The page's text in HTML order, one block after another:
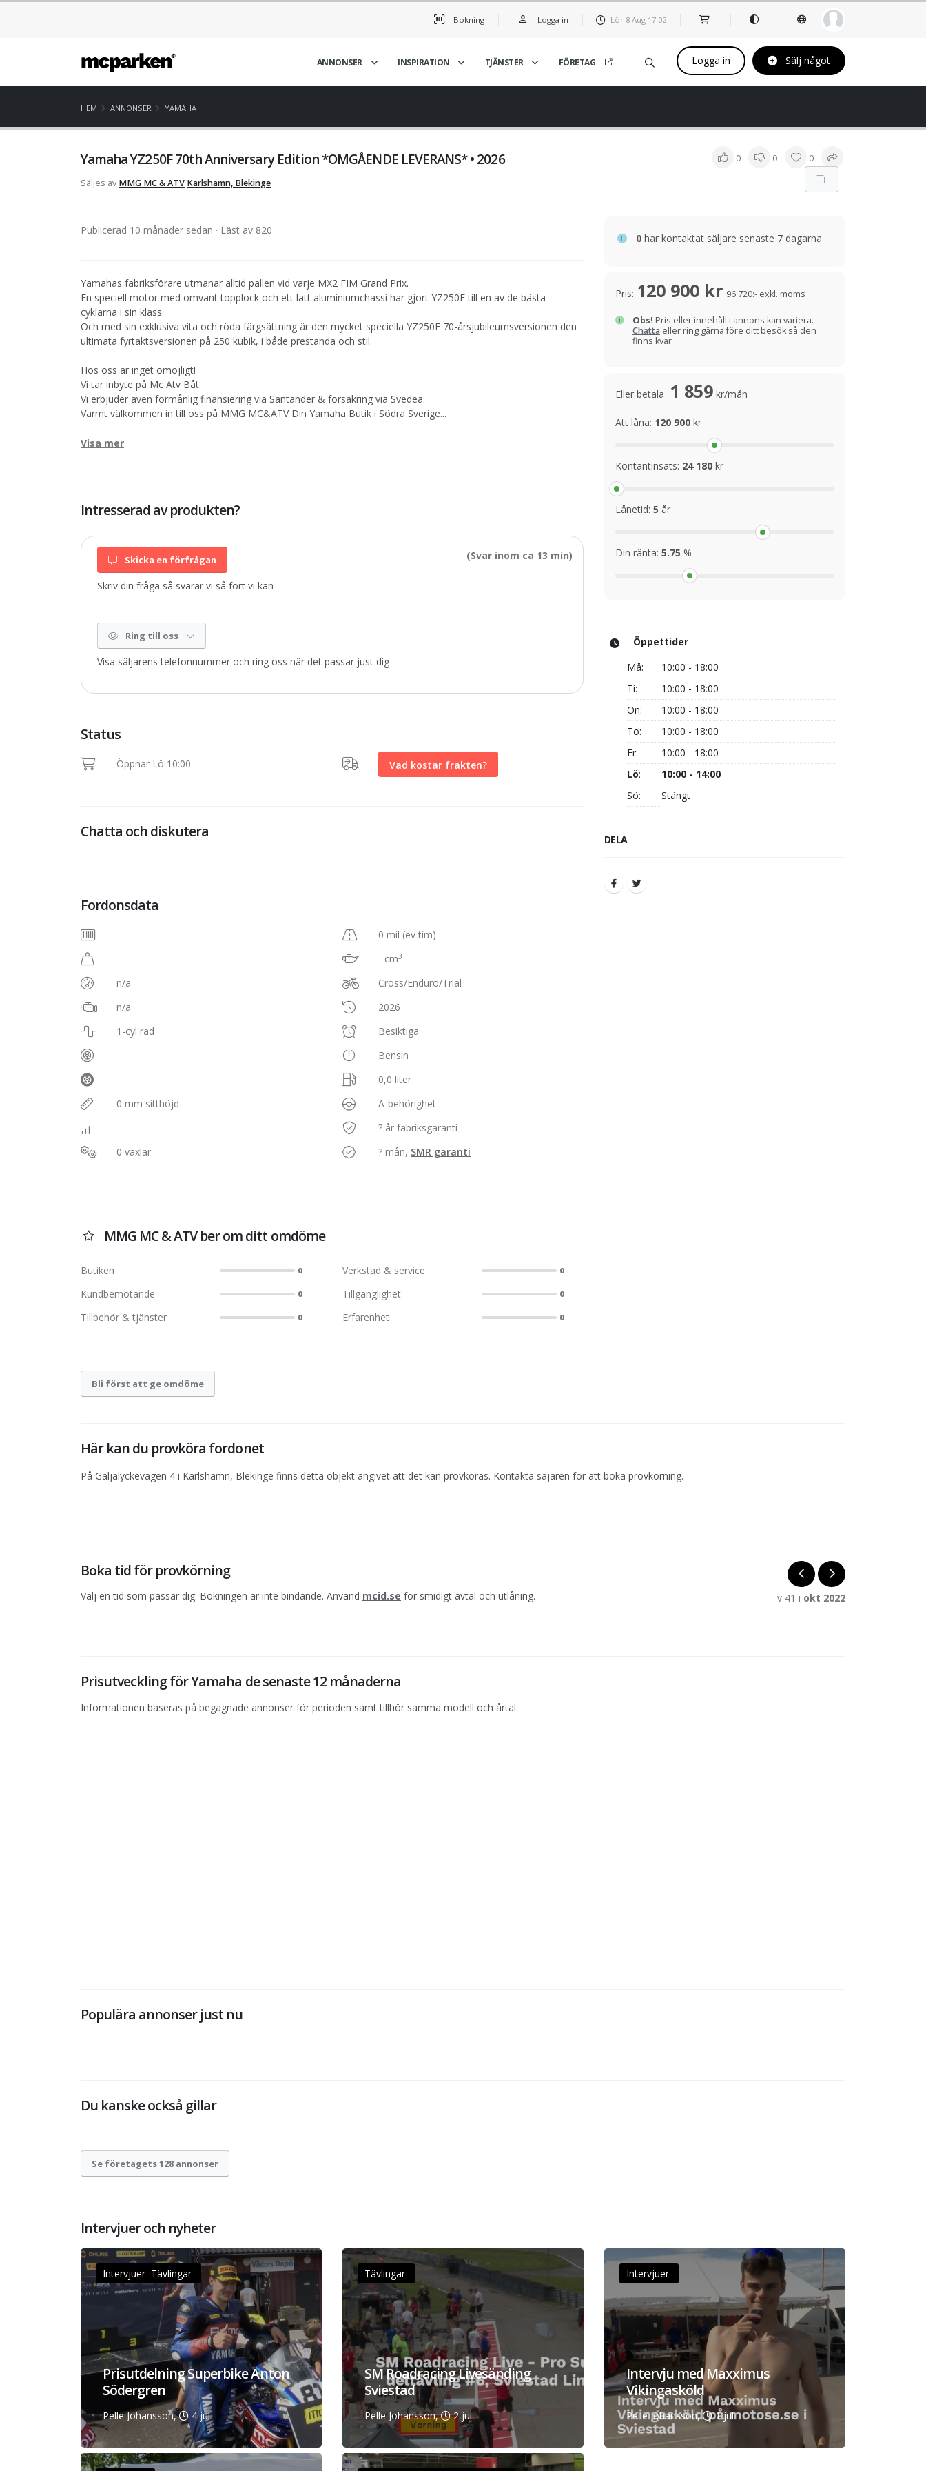
Bokning Logga in Lör 8 Aug 17 02
ANNONSER INSPIRATION TJÄNSTER FÖRETAG Logga in Sälj något
HEM ANNONSER YAMAHA
Yamaha YZ250F 70th Anniversary Edition *OMGÅENDE LEVERANS* • 2026 0 0 0
Säljes av MMG MC & ATV Karlshamn, Blekinge
Publicerad 10 månader sedan · Läst av 820
Yamahas fabriksförare utmanar alltid pallen vid varje MX2 FIM Grand Prix.
En speciell motor med omvänt topplock och ett lätt aluminiumchassi har gjort YZ250F till en av de bästa
cyklarna i sin klass.
Och med sin exklusiva vita och röda färgsättning är den mycket speciella YZ250F 70-årsjubileumsversionen den
ultimata fyrtaktsversionen på 250 kubik, i både prestanda och stil.
Hos oss är inget omöjligt!
Vi tar inbyte på Mc Atv Båt.
Vi erbjuder även förmånlig finansiering via Santander & försäkring via Svedea.
Varmt välkommen in till oss på MMG MC&ATV Din Yamaha Butik i Södra Sverige...
Visa mer
Intresserad av produkten?
Skicka en förfrågan (Svar inom ca 13 min)
Skriv din fråga så svarar vi så fort vi kan
Ring till oss
Visa säljarens telefonnummer och ring oss när det passar just dig
Status
Öppnar Lö 10:00 Vad kostar frakten?
Chatta och diskutera
Fordonsdata
-
n/a
n/a
1-cyl rad
0 mm sitthöjd
0 växlar
0 mil (ev tim)
- cm3
Cross/Enduro/Trial
2026
Besiktiga
Bensin
0,0 liter
A-behörighet
? år fabriksgaranti
? mån, SMR garanti
MMG MC & ATV ber om ditt omdöme
Butiken 0 Verkstad & service 0
Kundbemötande 0 Tillgänglighet 0
Tillbehör & tjänster 0 Erfarenhet 0
Bli först att ge omdöme
0 har kontaktat säljare senaste 7 dagarna
Pris: 120 900 kr 96 720:- exkl. moms
Obs! Pris eller innehåll i annons kan variera.
Chatta eller ring gärna före ditt besök så den
finns kvar
Eller betala 1 859 kr/mån
Att låna: 120 900 kr
Kontantinsats: 24 180 kr
Lånetid: 5 år
Din ränta: 5.75 %
Öppettider
Må:
10:00 - 18:00
Ti:
10:00 - 18:00
On:
10:00 - 18:00
To:
10:00 - 18:00
Fr:
10:00 - 18:00
Lö:
10:00 - 14:00
Sö:
Stängt
DELA
Här kan du provköra fordonet
På Galjalyckevägen 4 i Karlshamn, Blekinge finns detta objekt angivet att det kan provköras. Kontakta säjaren för att boka provkörning.
Boka tid för provkörning
Välj en tid som passar dig. Bokningen är inte bindande. Använd mcid.se för smidigt avtal och utlåning. v 41 i okt 2022
Prisutveckling för Yamaha de senaste 12 månaderna
Informationen baseras på begagnade annonser för perioden samt tillhör samma modell och årtal.
Populära annonser just nu
Du kanske också gillar
Se företagets 128 annonser
Intervjuer och nyheter
Intervjuer Tävlingar
Prisutdelning Superbike Anton
Södergren
Pelle Johansson, 4 jul
Tävlingar
SM Roadracing Livesänding
Sviestad
Pelle Johansson, 2 jul
Intervjuer
Intervju med Maxximus
Vikingasköld
Pelle Johansson, 1 jul